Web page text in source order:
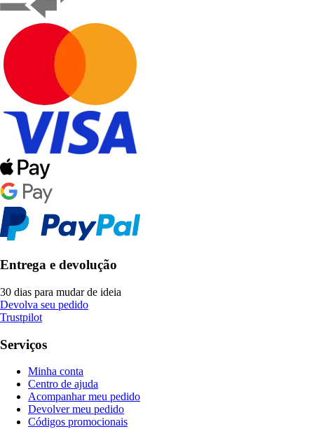
Entrega e devolução
30 dias para mudar de ideia
Devolva seu pedido
Trustpilot
Serviços
Minha conta
Centro de ajuda
Acompanhar meu pedido
Devolver meu pedido
Códigos promocionais